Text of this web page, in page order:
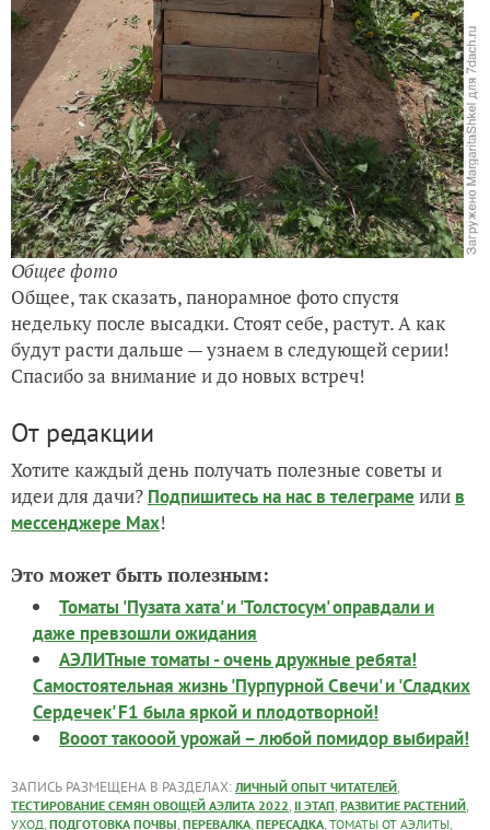
Общее фото
Общее, так сказать, панорамное фото спустя
недельку после высадки. Стоят себе, растут. А как
будут расти дальше — узнаем в следующей серии!
Спасибо за внимание и до новых встреч!
От редакции
Хотите каждый день получать полезные советы и
идеи для дачи? Подпишитесь на нас в телеграме или в
мессенджере Max!
Это может быть полезным:
Томаты 'Пузата хата' и 'Толстосум' оправдали и
даже превзошли ожидания
АЭЛИТные томаты - очень дружные ребята!
Самостоятельная жизнь 'Пурпурной Свечи' и 'Сладких
Сердечек' F1 была яркой и плодотворной!
Вооот такооой урожай – любой помидор выбирай!
ЗАПИСЬ РАЗМЕЩЕНА В РАЗДЕЛАХ: ЛИЧНЫЙ ОПЫТ ЧИТАТЕЛЕЙ,
ТЕСТИРОВАНИЕ СЕМЯН ОВОЩЕЙ АЭЛИТА 2022, II ЭТАП, РАЗВИТИЕ РАСТЕНИЙ,
УХОД, ПОДГОТОВКА ПОЧВЫ, ПЕРЕВАЛКА, ПЕРЕСАДКА, ТОМАТЫ ОТ АЭЛИТЫ,